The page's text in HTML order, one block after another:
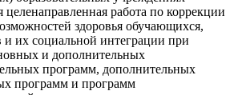
целенаправленная работа по коррекции
здоровья обучающихся,
и их социальной интеграции при
и дополнительных
программ, дополнительных
программ и программ